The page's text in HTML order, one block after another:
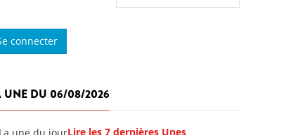
UNE DU 06/08/2026
Lire les 7 dernières Unes